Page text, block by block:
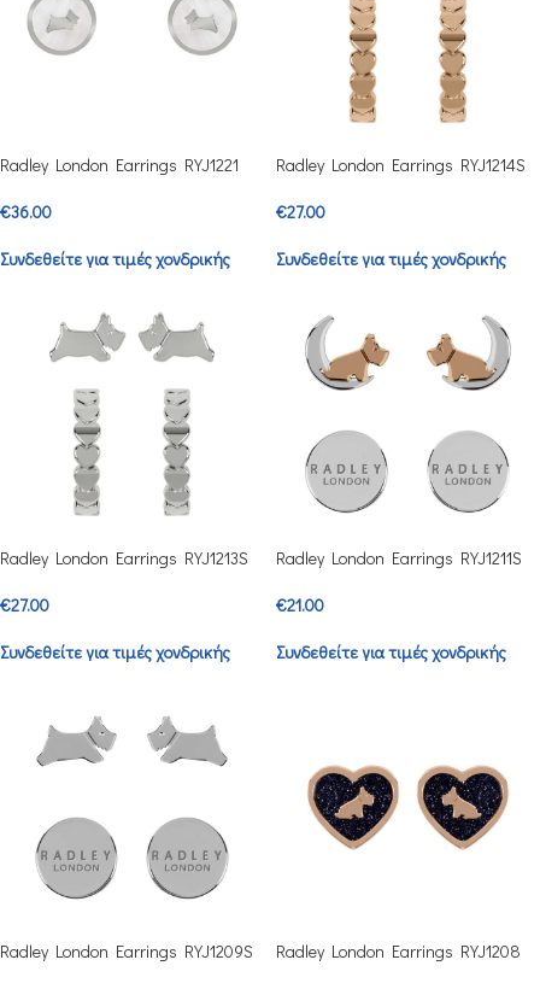
Radley London Earrings RYJ1221
€36.00
Συνδεθείτε για τιμές χονδρικής
Radley London Earrings RYJ1214S
€27.00
Συνδεθείτε για τιμές χονδρικής
Radley London Earrings RYJ1213S
€27.00
Συνδεθείτε για τιμές χονδρικής
Radley London Earrings RYJ1211S
€21.00
Συνδεθείτε για τιμές χονδρικής
Radley London Earrings RYJ1209S Radley London Earrings RYJ1208